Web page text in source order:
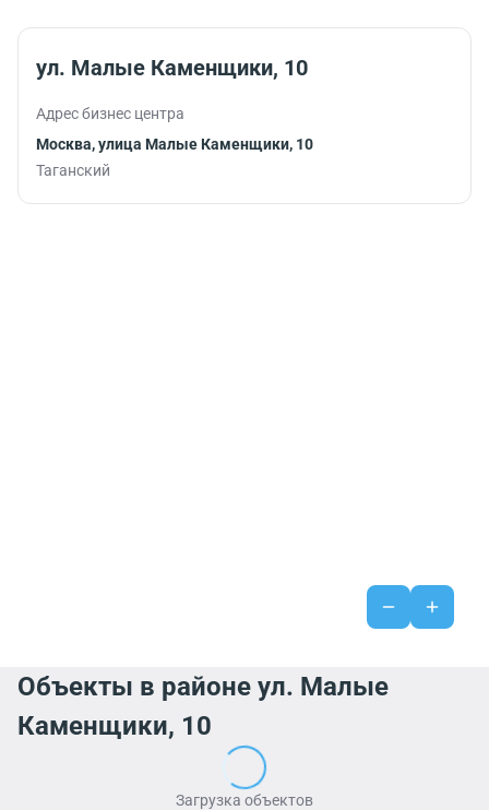
продуктивно
работу.
рабочим
ул. Малые Каменщики, 10
Адрес бизнес центра
Москва, улица Малые Каменщики, 10
Таганский
Объекты в районе ул. Малые
Каменщики, 10
Загрузка объектов